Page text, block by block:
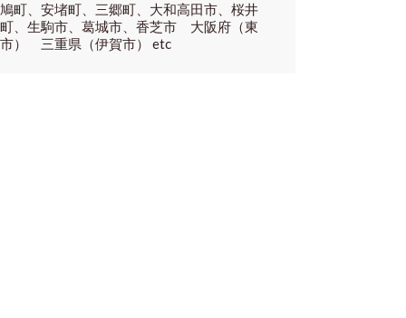
町、安堵町、三郷町、大和高田市、桜井
、生駒市、葛城市、香芝市 大阪府（東
） 三重県（伊賀市） etc